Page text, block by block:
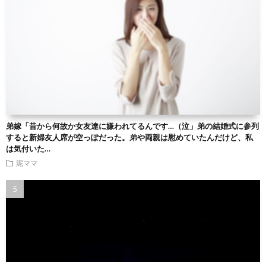
弟嫁「昔から何故か女友達に嫌われてるんです…（泣」弟の結婚式に参列
すると新婦友人席が空っぽだった。弟や両親は慰めていたんだけど、私
は気付いた…
泥ママ